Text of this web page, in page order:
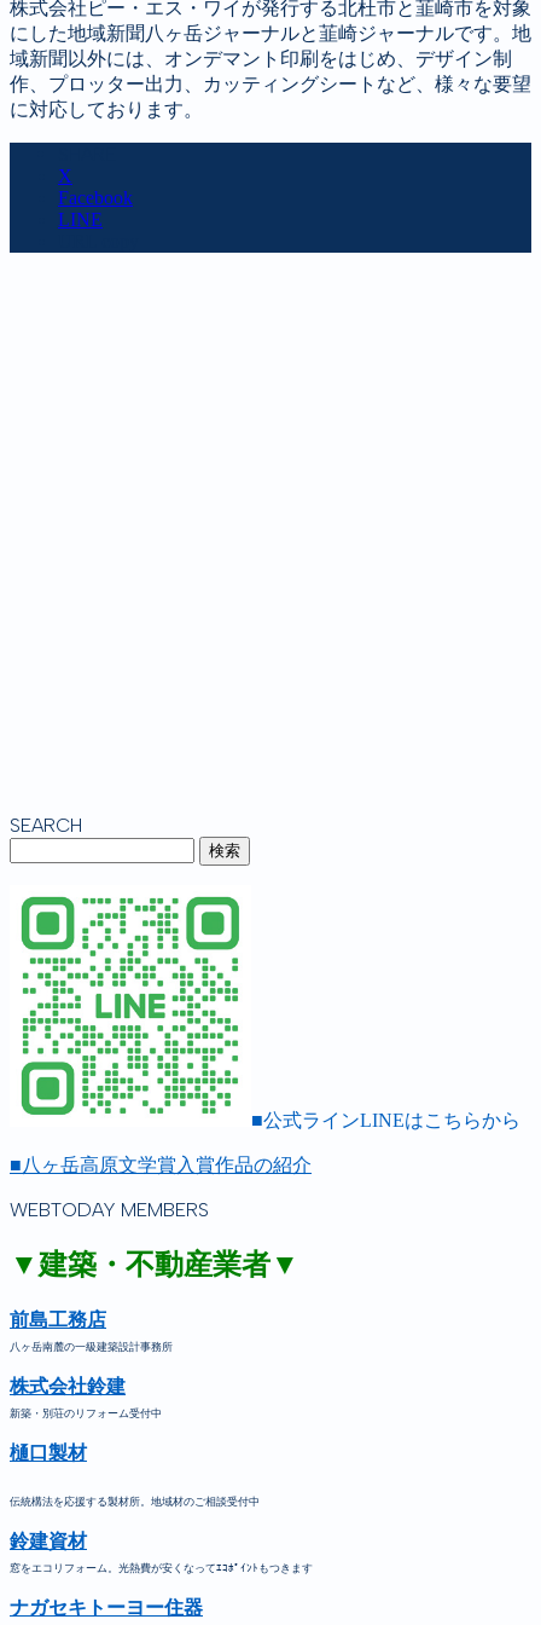
株式会社ピー・エス・ワイが発行する北杜市と韮崎市を対象
にした地域新聞八ヶ岳ジャーナルと韮崎ジャーナルです。地
域新聞以外には、オンデマント印刷をはじめ、デザイン制
作、プロッター出力、カッティングシートなど、様々な要望
に対応しております。
X
Facebook
LINE
SEARCH
■公式ラインLINEはこちらから
■八ヶ岳高原文学賞入賞作品の紹介
WEBTODAY MEMBERS
▼建築・不動産業者▼
前島工務店
八ヶ岳南麓の一級建築設計事務所
株式会社鈴建
新築・別荘のリフォーム受付中
樋口製材
伝統構法を応援する製材所。地域材のご相談受付中
鈴建資材
窓をエコリフォーム。光熱費が安くなってｴｺﾎﾟｲﾝﾄもつきます
ナガセキトーヨー住器